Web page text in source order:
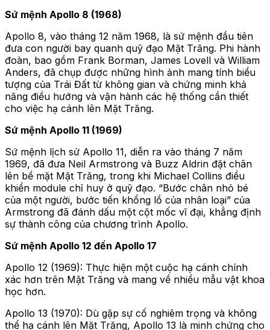
Sứ mệnh Apollo 8 (1968)
Apollo 8, vào tháng 12 năm 1968, là sứ mệnh đầu tiên
đưa con người bay quanh quỹ đạo Mặt Trăng. Phi hành
đoàn, bao gồm Frank Borman, James Lovell và William
Anders, đã chụp được những hình ảnh mang tính biểu
tượng của Trái Đất từ không gian và chứng minh khả
năng điều hướng và vận hành các hệ thống cần thiết
cho việc hạ cánh lên Mặt Trăng.
Sứ mệnh Apollo 11 (1969)
Sứ mệnh lịch sử Apollo 11, diễn ra vào tháng 7 năm
1969, đã đưa Neil Armstrong và Buzz Aldrin đặt chân
lên bề mặt Mặt Trăng, trong khi Michael Collins điều
khiển module chỉ huy ở quỹ đạo. “Bước chân nhỏ bé
của một người, bước tiến khổng lồ của nhân loại” của
Armstrong đã đánh dấu một cột mốc vĩ đại, khẳng định
sự thành công của chương trình Apollo.
Sứ mệnh Apollo 12 đến Apollo 17
Apollo 12 (1969): Thực hiện một cuộc hạ cánh chính
xác hơn trên Mặt Trăng và mang về nhiều mẫu vật khoa
học hơn.
Apollo 13 (1970): Dù gặp sự cố nghiêm trọng và không
thể hạ cánh lên Mặt Trăng, Apollo 13 là minh chứng cho